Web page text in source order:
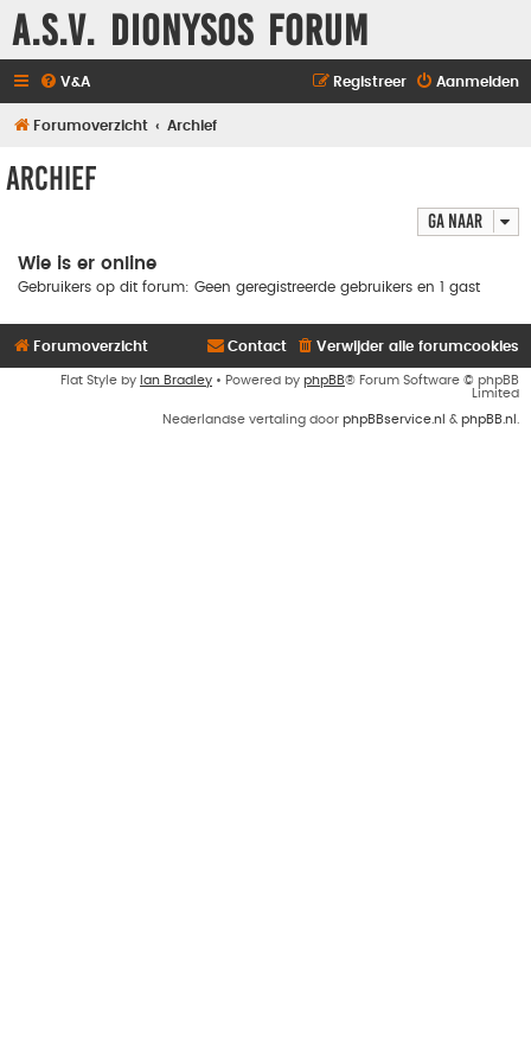
A.S.V. Dionysos Forum
V&A Aanmelden
Registreer
Forumoverzicht Archief
Archief
Ga naar
Wie is er online
Gebruikers op dit forum: Geen geregistreerde gebruikers en 1 gast
Forumoverzicht Verwijder alle forumcookies
Contact
Flat Style by Ian Bradley • Powered by phpBB® Forum Software © phpBB
Limited
Nederlandse vertaling door phpBBservice.nl & phpBB.nl .